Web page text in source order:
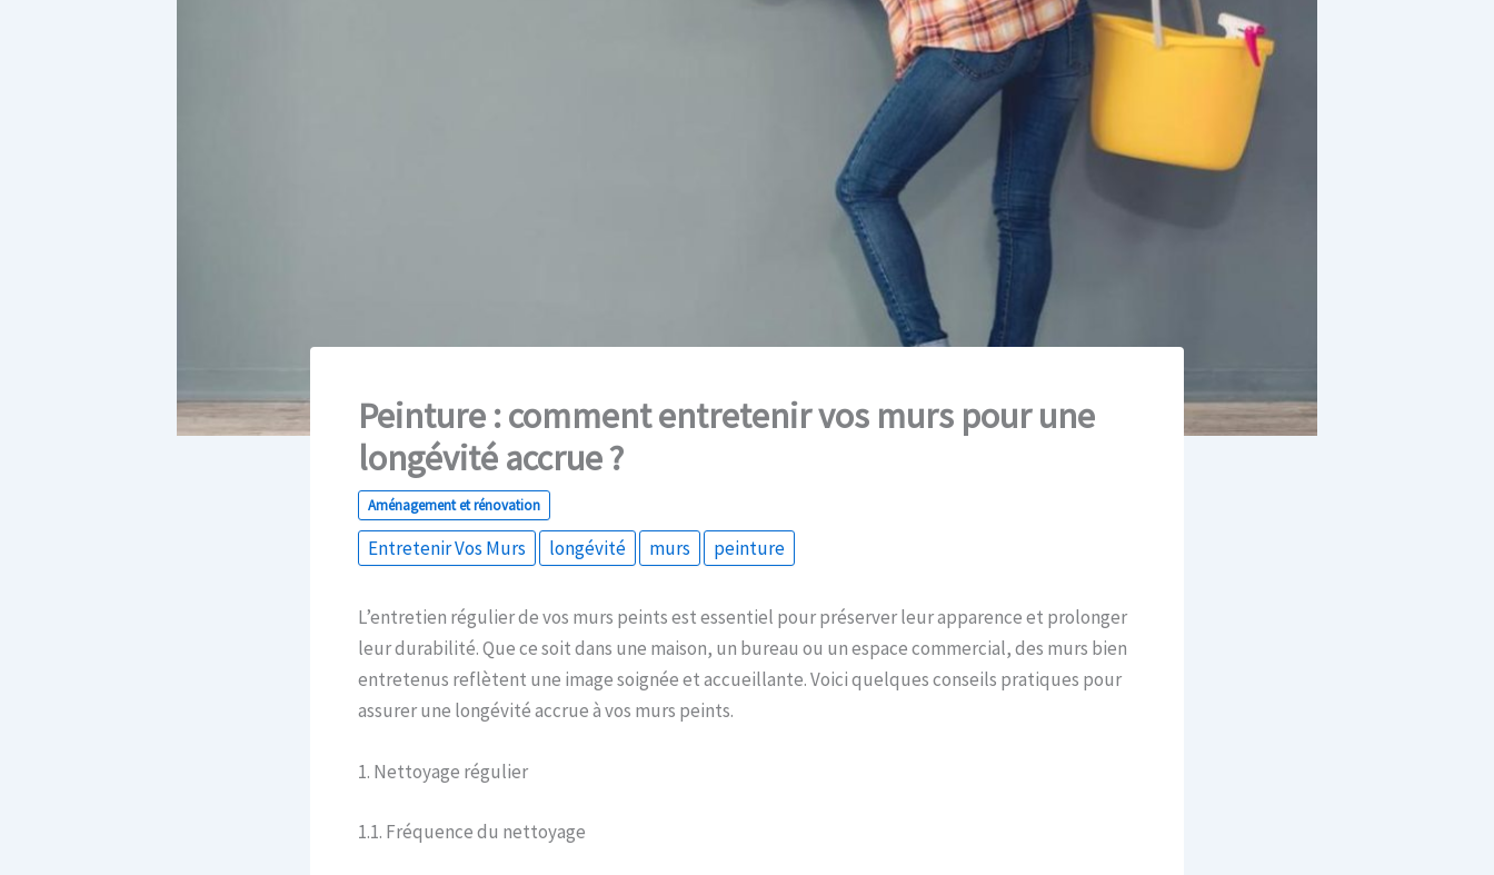
Peinture : comment entretenir vos murs pour une
longévité accrue ?
Aménagement et rénovation
Entretenir Vos Murs longévité murs peinture
L’entretien régulier de vos murs peints est essentiel pour préserver leur apparence et prolonger
leur durabilité. Que ce soit dans une maison, un bureau ou un espace commercial, des murs bien
entretenus reflètent une image soignée et accueillante. Voici quelques conseils pratiques pour
assurer une longévité accrue à vos murs peints.
1. Nettoyage régulier
1.1. Fréquence du nettoyage